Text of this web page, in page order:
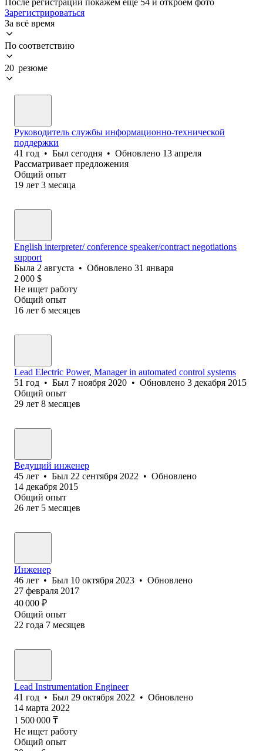
Зарегистрироваться
За всё время
По соответствию
20 резюме
Руководитель службы информационно-технической
поддержки
41 год • Был сегодня • Обновлено 13 апреля
Рассматривает предложения
Общий опыт
19 лет 3 месяца
English interpreter/ conference speaker/contract negotiations
support
Была 2 августа • Обновлено 31 января
2 000 $
Не ищет работу
Общий опыт
16 лет 6 месяцев
Lead Electric Power, Manager in automated control systems
51 год • Был 7 ноября 2020 • Обновлено 3 декабря 2015
Общий опыт
29 лет 8 месяцев
Ведущий инженер
45 лет • Был 22 сентября 2022 • Обновлено
14 декабря 2015
Общий опыт
26 лет 5 месяцев
Инженер
46 лет • Был 10 октября 2023 • Обновлено
27 февраля 2017
40 000 ₽
Общий опыт
22 года 7 месяцев
Lead Instrumentation Engineer
41 год • Был 29 октября 2022 • Обновлено
14 марта 2022
1 500 000 ₸
Не ищет работу
Общий опыт